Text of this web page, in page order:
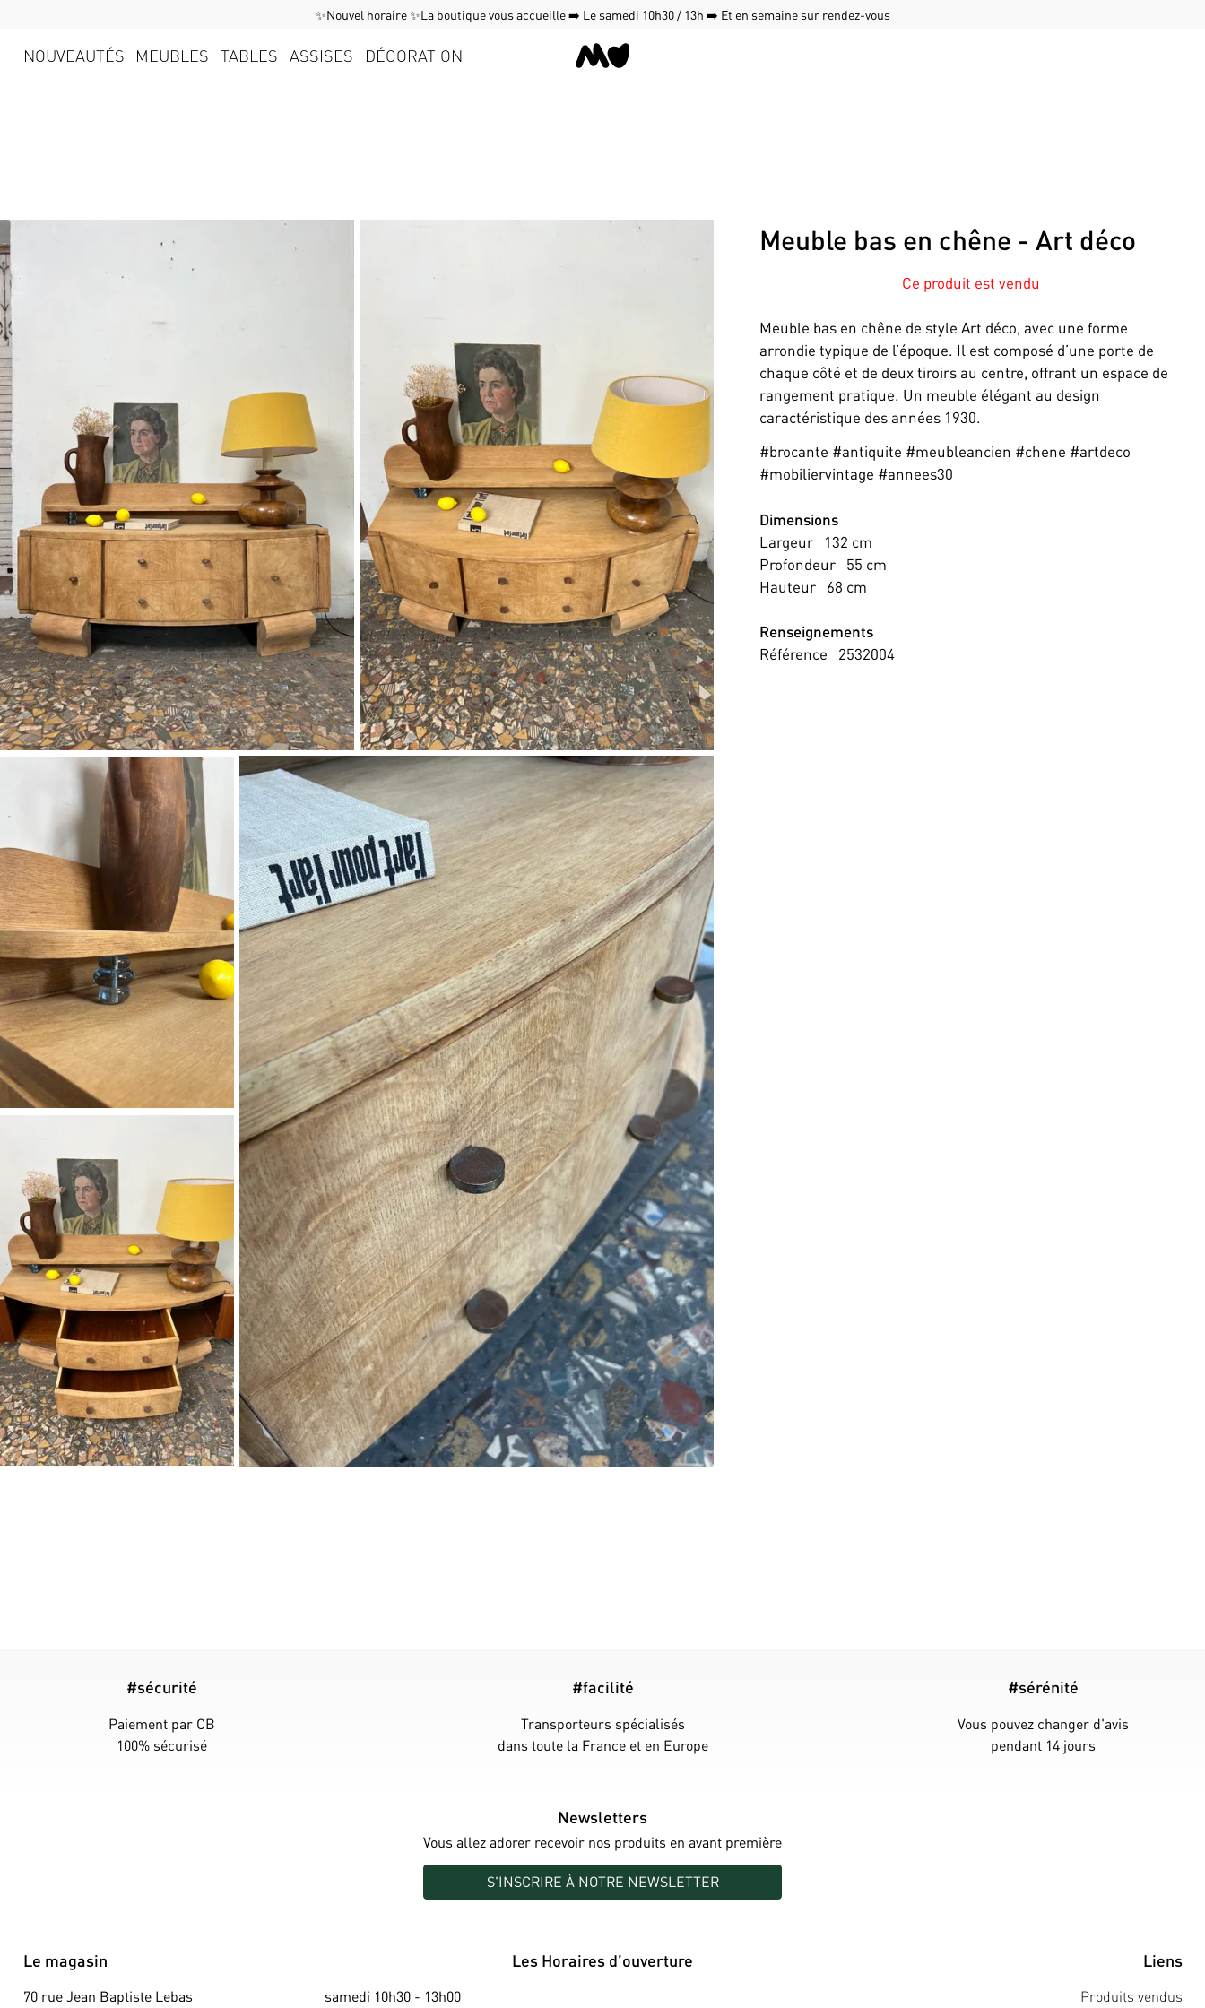
✨Nouvel horaire ✨La boutique vous accueille ➡️ Le samedi 10h30 / 13h ➡️ Et en semaine sur rendez-vous
NOUVEAUTÉS MEUBLES TABLES ASSISES DÉCORATION
Meuble bas en chêne - Art déco
Ce produit est vendu
Meuble bas en chêne de style Art déco, avec une forme
arrondie typique de l’époque. Il est composé d’une porte de
chaque côté et de deux tiroirs au centre, offrant un espace de
rangement pratique. Un meuble élégant au design
caractéristique des années 1930.
#brocante #antiquite #meubleancien #chene #artdeco
#mobiliervintage #annees30
Dimensions
Largeur
132 cm
Profondeur
55 cm
Hauteur
68 cm
Renseignements
Référence
2532004
#sécurité
Paiement par CB
100% sécurisé
#facilité
Transporteurs spécialisés
dans toute la France et en Europe
#sérénité
Vous pouvez changer d'avis
pendant 14 jours
Newsletters
Vous allez adorer recevoir nos produits en avant première
S'INSCRIRE À NOTRE NEWSLETTER
Le magasin
70 rue Jean Baptiste Lebas
Les Horaires d’ouverture
samedi 10h30 - 13h00
Liens
Produits vendus